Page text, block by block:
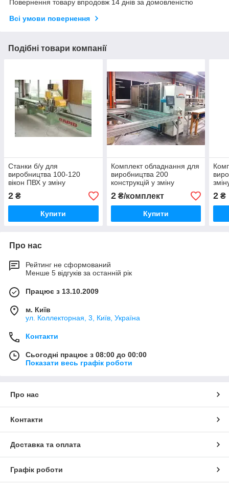
Повернення товару впродовж 14 днів за домовленістю
Всі умови повернення
Подібні товари компанії
Станки б/у для
виробництва 100-120
вікон ПВХ у зміну
2 ₴
Купити
Комплект обладнання для
виробництва 200
конструкцій у зміну
2₴/комплект
Купити
2 ₴
Про нас
Рейтинг не сформований
Менше 5 відгуків за останній рік
Працює з 13.10.2009
м. Київ
ул. Коллекторная, 3, Київ, Україна
Контакти
Сьогодні працює з 08:00 до 00:00
Показати весь графік роботи
Про нас
Контакти
Доставка та оплата
Графік роботи